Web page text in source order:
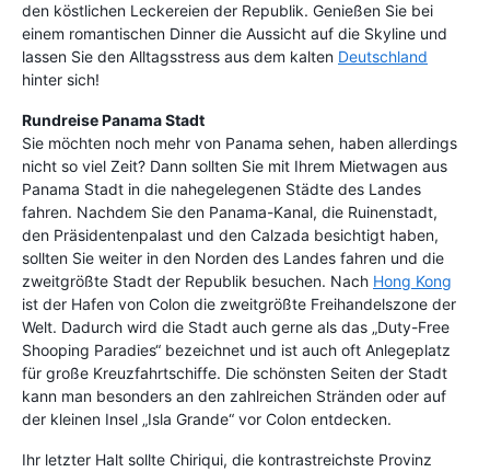
den köstlichen Leckereien der Republik. Genießen Sie bei
einem romantischen Dinner die Aussicht auf die Skyline und
lassen Sie den Alltagsstress aus dem kalten Deutschland
hinter sich!
Rundreise Panama Stadt
Sie möchten noch mehr von Panama sehen, haben allerdings
nicht so viel Zeit? Dann sollten Sie mit Ihrem Mietwagen aus
Panama Stadt in die nahegelegenen Städte des Landes
fahren. Nachdem Sie den Panama-Kanal, die Ruinenstadt,
den Präsidentenpalast und den Calzada besichtigt haben,
sollten Sie weiter in den Norden des Landes fahren und die
zweitgrößte Stadt der Republik besuchen. Nach Hong Kong
ist der Hafen von Colon die zweitgrößte Freihandelszone der
Welt. Dadurch wird die Stadt auch gerne als das „Duty-Free
Shooping Paradies“ bezeichnet und ist auch oft Anlegeplatz
für große Kreuzfahrtschiffe. Die schönsten Seiten der Stadt
kann man besonders an den zahlreichen Stränden oder auf
der kleinen Insel „Isla Grande“ vor Colon entdecken.
Ihr letzter Halt sollte Chiriqui, die kontrastreichste Provinz